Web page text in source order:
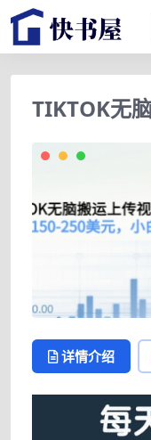
TIKTOK无
详情介绍